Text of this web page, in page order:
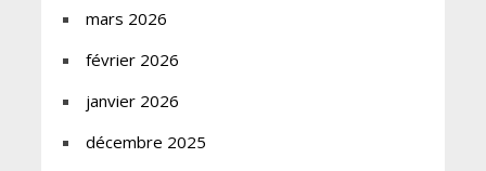
mars 2026
février 2026
janvier 2026
décembre 2025